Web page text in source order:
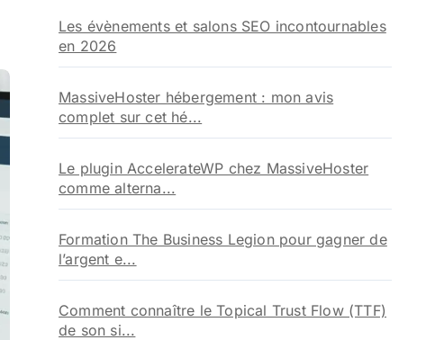
Les évènements et salons SEO incontournables
en 2026
MassiveHoster hébergement : mon avis
complet sur cet hé...
Le plugin AccelerateWP chez MassiveHoster
comme alterna...
Formation The Business Legion pour gagner de
l’argent e...
Comment connaître le Topical Trust Flow (TTF)
de son si...